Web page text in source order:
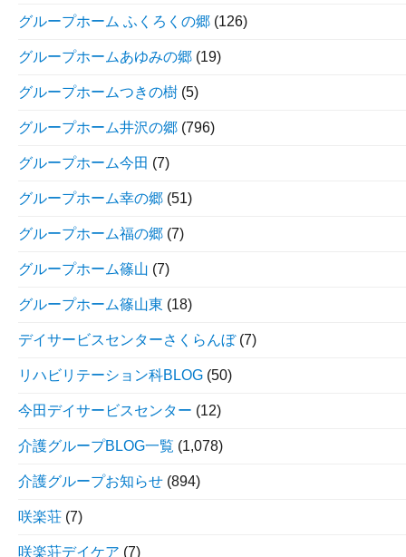
グループホーム ふくろくの郷 (126)
グループホームあゆみの郷 (19)
グループホームつきの樹 (5)
グループホーム井沢の郷 (796)
グループホーム今田 (7)
グループホーム幸の郷 (51)
グループホーム福の郷 (7)
グループホーム篠山 (7)
グループホーム篠山東 (18)
デイサービスセンターさくらんぼ(7)
リハビリテーション科BLOG (50)
今田デイサービスセンター (12)
介護グループBLOG一覧 (1,078)
介護グループお知らせ (894)
咲楽荘 (7)
咲楽荘デイケア (7)